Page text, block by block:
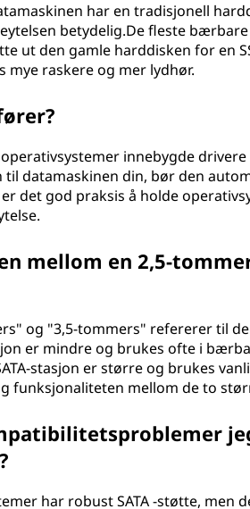
har en tradisjonell
betydelig.De fleste
ut den gamle harddisken for en
mye raskere og mer lydhør.
innebygde drivere
til datamaskinen din, bør den
det god praksis å holde
mellom en 2,5-
og "3,5-tommers" refererer til
er mindre og brukes ofte i
stasjon er større og brukes
funksjonaliteten mellom de to
har robust SATA -støtte, men